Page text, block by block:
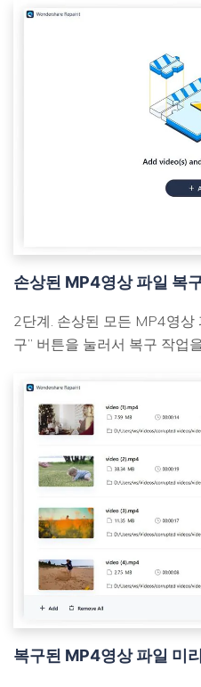
손상된 MP4영상 파일 복
2단계. 손상된 모든 MP4영상
구” 버튼을 눌러서 복구 작업
복구된 MP4영상 파일 미